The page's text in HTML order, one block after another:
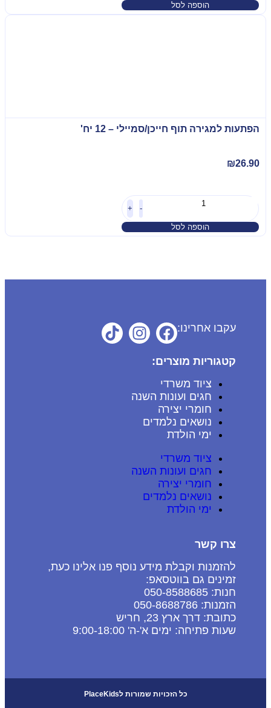
הוספה לסל
הפתעות למגירה תוף חייכן/סמיילי – 12 יח'
₪26.90
+
הוספה לסל
עקבו אחרינו:
קטגוריות מוצרים:
ציוד משרדי
חגים ועונות השנה
חומרי יצירה
נושאים נלמדים
ימי הולדת
ציוד משרדי
חגים ועונות השנה
חומרי יצירה
נושאים נלמדים
ימי הולדת
צרו קשר
להזמנות וקבלת מידע נוסף פנו אלינו כעת,
זמינים גם בווטסאפ:
חנות: 050-8588685
הזמנות: 050-8688786
כתובת: דרך ארץ 23, חריש
שעות פתיחה: ימים א'-ה' 9:00-18:00
כל הזכויות שמורות לPlaceKids